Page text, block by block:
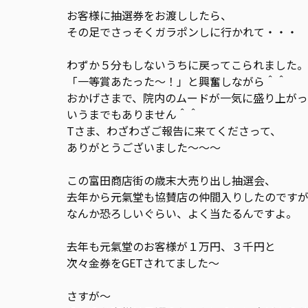
お客様に抽選券をお渡ししたら、
その足でさっそくガラポンしに行かれて・・・
わずか５分もしないうちに戻ってこられました。
「一等賞あたった〜！」と興奮しながら＾＾
おかげさまで、院内のムードが一気に盛り上が
いうまでもありません＾＾
Tさま、わざわざご報告に来てくださって、
ありがとうございました〜〜〜
この富田商店街の歳末大売り出し抽選会、
去年から元氣堂も協賛店の仲間入りしたのですが
なんか恐ろしいぐらい、よく当たるんですよ。
去年も元氣堂のお客様が１万円、３千円と
次々金券をGETされてました〜
さすが〜